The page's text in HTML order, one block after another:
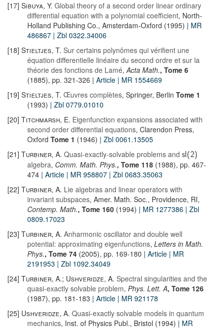
[17] Sibuya, Y. Global theory of a second order linear ordinary
differential equation with a polynomial coefficient, North-
Holland Publishing Co., Amsterdam-Oxford (1995) | MR
486867 | Zbl 0322.34006
[18] Stieltjes, T. Sur certains polynômes qui vérifient une
équation differentielle linéaire du second ordre et sur la
théorie des fonctions de Lamé,Acta Math., Tome 6
(1885), pp. 321-326 | Article | MR 1554669
[19] Stieltjes, T. Œuvres complètes, Springer, Berlin Tome 1
(1993) | Zbl 0779.01010
[20] Titchmarsh, E. Eigenfunction expansions associated with
second order differential equations, Clarendon Press,
Oxford Tome 1 (1946) | Zbl 0061.13505
[21] Turbiner, A. Quasi-exactly-solvable problems and sl (2)
algebra, Comm. Math. Phys., Tome 118 (1988), pp. 467-
474 | Article | MR 958807 | Zbl 0683.35063
[22] Turbiner, A. Lie algebras and linear operators with
invariant subspaces, Amer. Math. Soc., Providence, RI,
Contemp. Math., Tome 160 (1994) | MR 1277386 | Zbl
0809.17023
[23] Turbiner, A. Anharmonic oscillator and double well
potential: approximating eigenfunctions, Letters in Math.
Phys., Tome 74 (2005), pp. 169-180 | Article | MR
2191953 | Zbl 1092.34049
[24] Turbiner, A.; Ushveridze, A. Spectral singularities and the
quasi-exactly solvable problem, Phys. Lett. A, Tome 126
(1987), pp. 181-183 | Article | MR 921178
[25] Ushveridze, A. Quasi-exactly solvable models in quantum
mechanics, Inst. of Physics Publ., Bristol (1994) | MR